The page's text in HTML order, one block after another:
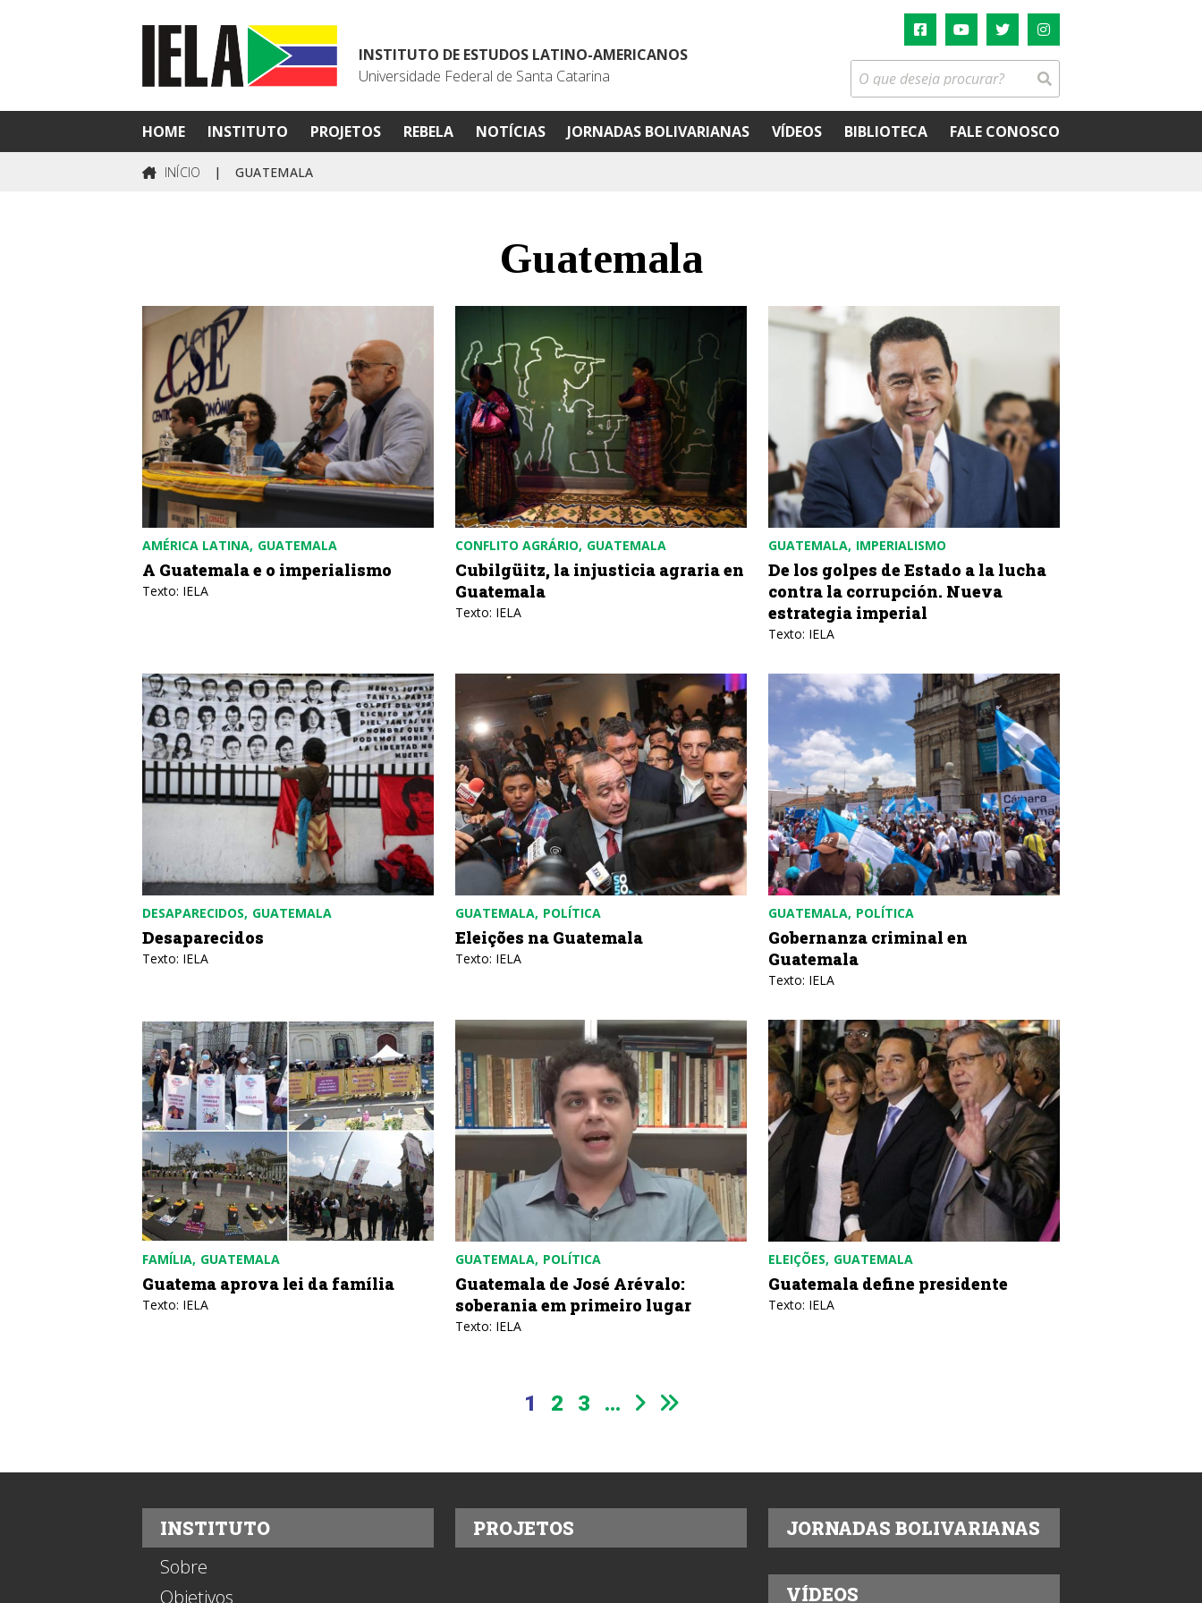
INSTITUTO DE ESTUDOS LATINO-AMERICANOS
Universidade Federal de Santa Catarina
HOME INSTITUTO PROJETOS REBELA NOTÍCIAS JORNADAS BOLIVARIANAS VÍDEOS BIBLIOTECA FALE CONOSCO
INÍCIO | GUATEMALA
Guatemala
AMÉRICA LATINA GUATEMALA
A Guatemala e o imperialismo
Texto: IELA
CONFLITO AGRÁRIO GUATEMALA
Cubilgüitz, la injusticia agraria en
Guatemala
Texto: IELA
GUATEMALA IMPERIALISMO
De los golpes de Estado a la lucha
contra la corrupción. Nueva
estrategia imperial
Texto: IELA
DESAPARECIDOS GUATEMALA
Desaparecidos
Texto: IELA
GUATEMALA POLÍTICA
Eleições na Guatemala
Texto: IELA
GUATEMALA POLÍTICA
Gobernanza criminal en
Guatemala
Texto: IELA
FAMÍLIA GUATEMALA
Guatema aprova lei da família
Texto: IELA
GUATEMALA POLÍTICA
Guatemala de José Arévalo:
soberania em primeiro lugar
Texto: IELA
ELEIÇÕES GUATEMALA
Guatemala define presidente
Texto: IELA
1 2 3 ...
INSTITUTO
Sobre
Objetivos
PROJETOS JORNADAS BOLIVARIANAS
VÍDEOS